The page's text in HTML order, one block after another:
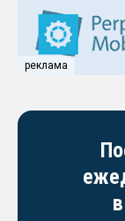
реклама